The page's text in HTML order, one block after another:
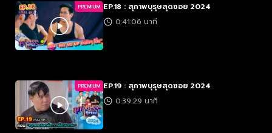
PREMIUM EP.18 : สุภาพบุรุษสุดซอย 2024
0:41:06 นาที
PREMIUM EP.19 : สุภาพบุรุษสุดซอย 2024
0:39:29 นาที